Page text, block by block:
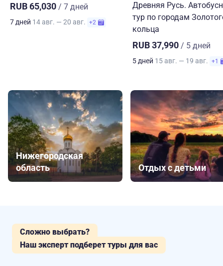
RUB 65,030 / 7 дней
7 дней 14 авг. — 20 авг. +2
Древняя Русь.
тур по городам
кольца
RUB 37,990 / 5 дней
5 дней 15 авг. — 19 авг. +1
Нижегородская
область
Отдых с детьми
Сложно выбрать?
Наш эксперт подберет туры для вас